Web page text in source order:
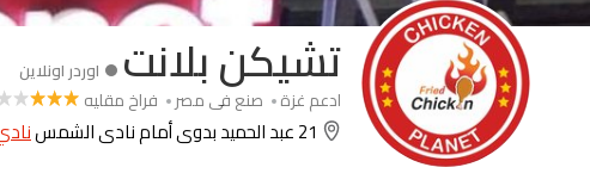
تشيكن بلانت اوردر اونلاين
ادعم غزة صنع فى مصر فراخ مقليه
21 عبد الحميد بدوى أمام نادى الشمس